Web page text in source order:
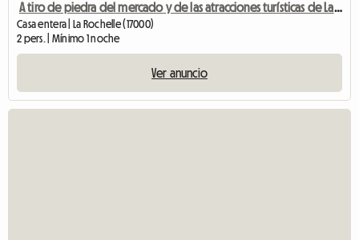
A tiro de piedra del mercado y de las atracciones turísticas de La Rochelle.
Casa entera | La Rochelle (17000)
2 pers. | Mínimo 1 noche
Ver anuncio